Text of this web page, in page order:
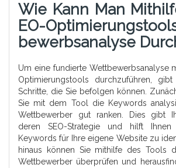
Wie Kann Man
EO-
Bewerbsanalyse
Um eine fundierte Wettbewerbsanalyse
Optimierungstools durchzuführen,
Schritte, die Sie befolgen können.
Sie mit dem Tool die Keywords
Wettbewerber gut ranken. Dies gibt
deren SEO-Strategie und hilft Ihnen
Keywords für Ihre eigene Website zu
hinaus können Sie mithilfe des Tools
Wettbewerber überprüfen und